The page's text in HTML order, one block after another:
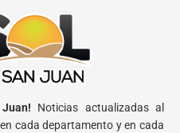
Noticias actualizadas al
cada departamento y en cada